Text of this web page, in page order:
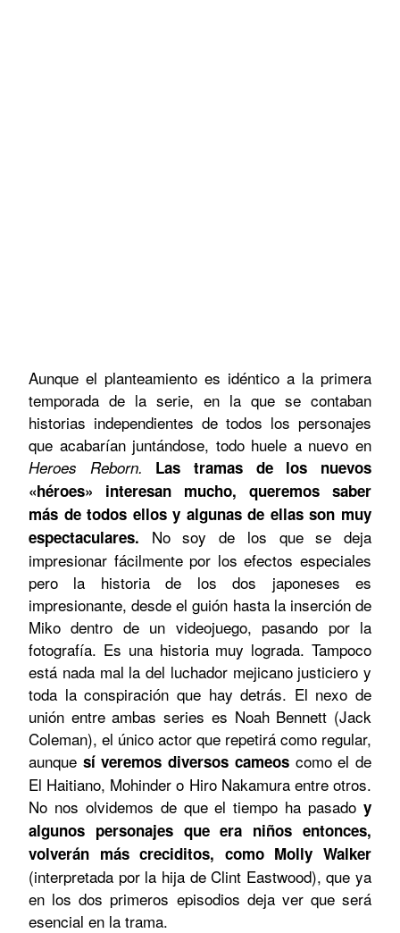
Aunque el planteamiento es idéntico a la primera
temporada de la serie, en la que se contaban
historias independientes de todos los personajes
que acabarían juntándose, todo huele a nuevo en
Heroes Reborn.
Las tramas de los nuevos
«héroes» interesan mucho, queremos saber
más de todos ellos y algunas de ellas son muy
espectaculares. No soy de los que se deja
impresionar fácilmente por los efectos especiales
pero la historia de los dos japoneses es
impresionante, desde el guión hasta la inserción de
Miko dentro de un videojuego, pasando por la
fotografía. Es una historia muy lograda. Tampoco
está nada mal la del luchador mejicano justiciero y
toda la conspiración que hay detrás. El nexo de
unión entre ambas series es Noah Bennett (Jack
Coleman), el único actor que repetirá como regular,
aunque sí veremos diversos cameoscomo el de
El Haitiano, Mohinder o Hiro Nakamura entre otros.
No nos olvidemos de que el tiempo ha pasado y
algunos personajes que era niños entonces,
volverán más creciditos, como Molly Walker
(interpretada por la hija de Clint Eastwood), que ya
en los dos primeros episodios deja ver que será
esencial en la trama.